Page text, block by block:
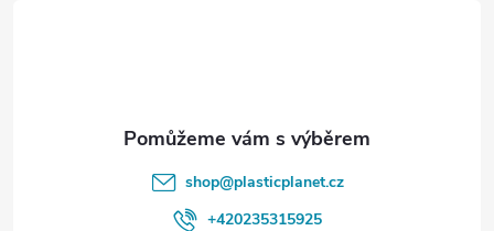
shop@plasticplanet.cz
+420235315925